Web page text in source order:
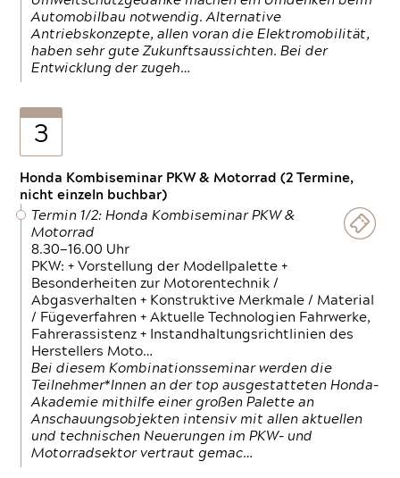
Automobilbau notwendig. Alternative
Antriebskonzepte, allen voran die Elektromobilität,
haben sehr gute Zukunftsaussichten. Bei der
Entwicklung der zugeh…
3
Honda Kombiseminar PKW & Motorrad (2 Termine,
nicht einzeln buchbar)
Termin 1/2: Honda Kombiseminar PKW &
Motorrad
8.30—16.00 Uhr
PKW: + Vorstellung der Modellpalette +
Besonderheiten zur Motorentechnik /
Abgasverhalten + Konstruktive Merkmale / Material
/ Fügeverfahren + Aktuelle Technologien Fahrwerke,
Fahrerassistenz + Instandhaltungsrichtlinien des
Herstellers Moto…
Bei diesem Kombinationsseminar werden die
Teilnehmer*Innen an der top ausgestatteten Honda-
Akademie mithilfe einer großen Palette an
Anschauungsobjekten intensiv mit allen aktuellen
und technischen Neuerungen im PKW- und
Motorradsektor vertraut gemac…